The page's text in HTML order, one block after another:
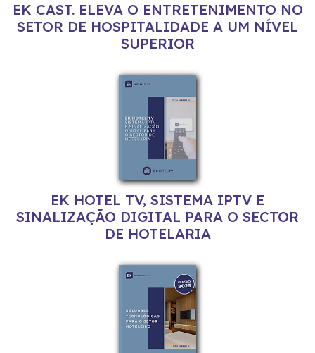
EK CAST. ELEVA O ENTRETENIMENTO NO
SETOR DE HOSPITALIDADE A UM NÍVEL
SUPERIOR
EK HOTEL TV, SISTEMA IPTV E
SINALIZAÇÃO DIGITAL PARA O SECTOR
DE HOTELARIA